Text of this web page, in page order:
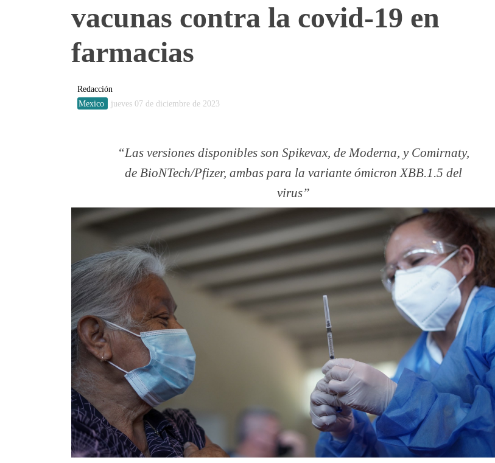
vacunas contra la covid-19 en
farmacias
Redacción
Mexico
jueves 07 de diciembre de 2023
Las versiones disponibles son Spikevax, de Moderna, y Comirnaty,
de BioNTech/Pfizer, ambas para la variante ómicron XBB.1.5 del
virus